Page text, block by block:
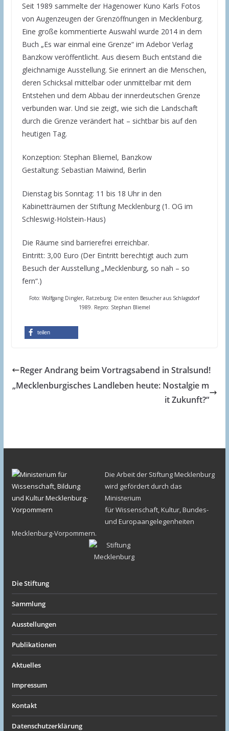
Seit 1989 sammelte der Hagenower Kuno Karls Fotos
von Augenzeugen der Grenzöffnungen in Mecklenburg.
Eine große kommentierte Auswahl wurde 2014 in dem
Buch „Es war einmal eine Grenze“ im Adebor Verlag
Banzkow veröffentlicht. Aus diesem Buch entstand die
gleichnamige Ausstellung. Sie erinnert an die Menschen,
deren Schicksal mittelbar oder unmittelbar mit dem
Entstehen und dem Abbau der innerdeutschen Grenze
verbunden war. Und sie zeigt, wie sich die Landschaft
durch die Grenze verändert hat – sichtbar bis auf den
heutigen Tag.
Konzeption: Stephan Bliemel, Banzkow
Gestaltung: Sebastian Maiwind, Berlin
Dienstag bis Sonntag: 11 bis 18 Uhr in den
Kabinetträumen der Stiftung Mecklenburg (1. OG im
Schleswig-Holstein-Haus)
Die Räume sind barrierefrei erreichbar.
Eintritt: 3,00 Euro (Der Eintritt berechtigt auch zum
Besuch der Ausstellung „Mecklenburg, so nah – so
fern“.)
Foto: Wolfgang Dingler, Ratzeburg: Die ersten Besucher aus Schlagsdorf
1989. Repro: Stephan Bliemel
teilen
Reger Andrang beim Vortragsabend in Stralsund!
„Mecklenburgisches Landleben heute: Nostalgie m
it Zukunft?“
Die Arbeit der Stiftung Mecklenburg
wird gefördert durch das
Ministerium
für Wissenschaft, Kultur, Bundes-
und Europaangelegenheiten
Mecklenburg-Vorpommern.
Die Stiftung
Sammlung
Ausstellungen
Publikationen
Aktuelles
Impressum
Kontakt
Datenschutzerklärung